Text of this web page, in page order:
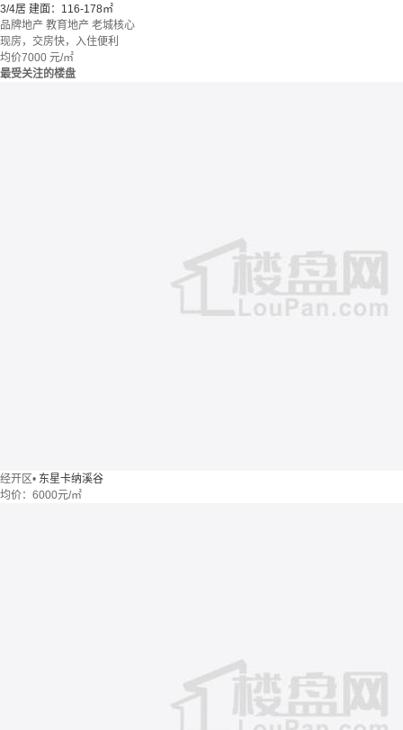
3/4居 建面：116-178㎡
品牌地产 教育地产 老城核心
现房，交房快，入住便利
均价7000 元/㎡
最受关注的楼盘
经开区• 东星卡纳溪谷
均价： 6000元/㎡